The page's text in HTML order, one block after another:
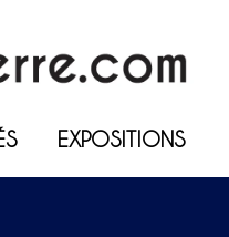
EXPOSITIONS